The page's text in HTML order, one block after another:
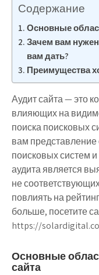
Содержание
Основные
Зачем вам
вам дать?
Преимущества
Аудит сайта — это
влияющих на
поиска поисковых
вам
поисковых систем
аудита является
не
повлиять на
больше, посетите
https://
Основные
сайта